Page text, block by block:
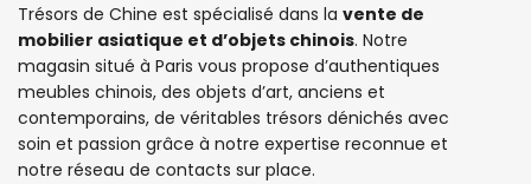
Trésors de Chine est spécialisé dans la vente de
mobilier asiatique et d’objets chinois. Notre
magasin situé à Paris vous propose d’authentiques
meubles chinois, des objets d’art, anciens et
contemporains, de véritables trésors dénichés avec
soin et passion grâce à notre expertise reconnue et
notre réseau de contacts sur place.